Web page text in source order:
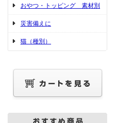
おやつ・トッピング 素材別
災害備えに
猫（種別）